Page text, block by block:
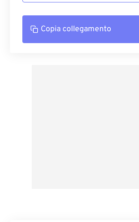
Copia collegamento